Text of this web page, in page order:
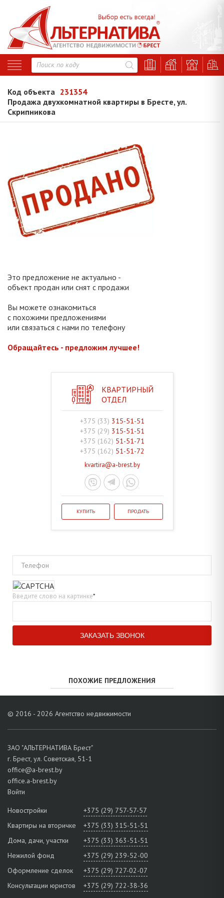
Код объекта 231354
Продажа двухкомнатной квартиры в Бресте, ул.
Скрипникова
Это предложение не актуально -
объект продан или снят с продажи
Вы можете ознакомиться
с похожими предложениями
или связаться с нами по телефону
Обращайтесь - предложим лучшее!
КВАРТИРНЫЙ
ОТДЕЛ
+375 (33) 315-51-51
+375 (29) 315-51-51
+375 (162) 51-51-71
+375 (162) 51-51-72
kvartira@a-brest.by
КУПИТЬ ПРОДАТЬ
Телефон
Введите слово на картинке*
ПОХОЖИЕ ПРЕДЛОЖЕНИЯ
© 2016 - 2026 Агентство недвижимости
ЗАО "АЛЬТЕРНАТИВА Брест"
г. Брест, ул. Советская, 51-1
office@a-brest.by
office.a-brest.by
Войти
Новостройки
+375 (29) 757-57-57
Квартиры на вторичке
+375 (33) 315-51-51
Дома, дачи, участки
+375 (33) 363-51-51
Нежилой фонд
+375 (29) 239-52-00
Оформление сделок
+375 (29) 727-02-07
Консультации юристов
+375 (29) 722-38-36